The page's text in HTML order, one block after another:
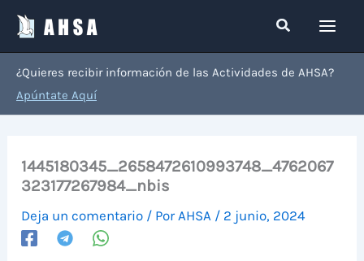
contenido
Buscar
¿Quieres recibir información de las Actividades de AHSA?
Apúntate Aquí
1445180345_2658472610993748_4762067
323177267984_nbis
Deja un comentario / Por AHSA / 2 junio, 2024